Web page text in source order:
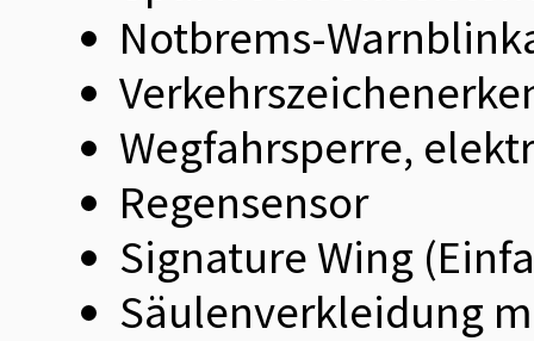
Notbrems-
Wegfahrsperre,
Regensensor
Signature Wing
Säulenverkleidung